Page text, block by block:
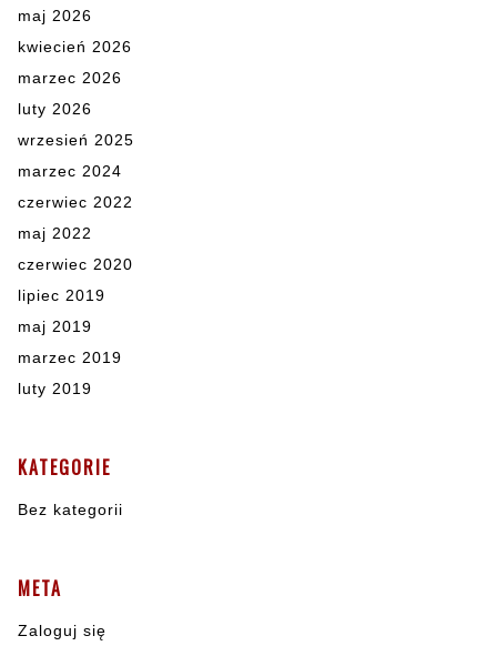
maj 2026
kwiecień 2026
marzec 2026
luty 2026
wrzesień 2025
marzec 2024
czerwiec 2022
maj 2022
czerwiec 2020
lipiec 2019
maj 2019
marzec 2019
luty 2019
KATEGORIE
Bez kategorii
META
Zaloguj się